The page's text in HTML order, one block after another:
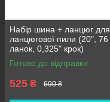
Набір шина + ланцюг для
ланцюгової пили (20", 76
ланок, 0,325" крок)
Готово до відправки
525 ₴ 690 ₴